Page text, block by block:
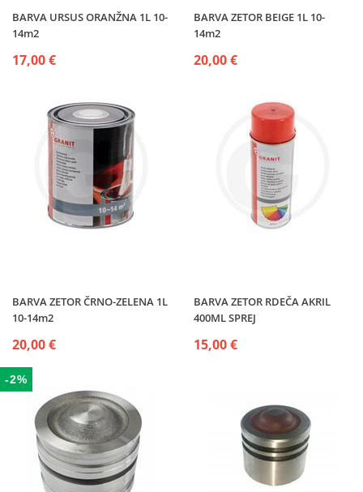
BARVA URSUS ORANŽNA 1L 10-
14m2
17,00 €
BARVA ZETOR BEIGE 1L 10-
14m2
20,00 €
BARVA ZETOR ČRNO-ZELENA 1L
10-14m2
20,00 €
BARVA ZETOR RDEČA AKRIL
400ML SPREJ
15,00 €
-2%